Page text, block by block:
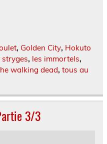
, Golden City, Hokuto
stryges, les immortels,
walking dead, tous au
3/3